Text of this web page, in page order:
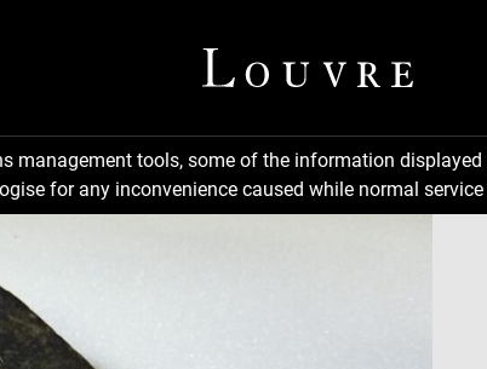
management tools, some of the information
for any inconvenience caused while normal